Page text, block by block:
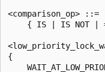
<comparison_op> ::=
{ IS | IS NOT |
{